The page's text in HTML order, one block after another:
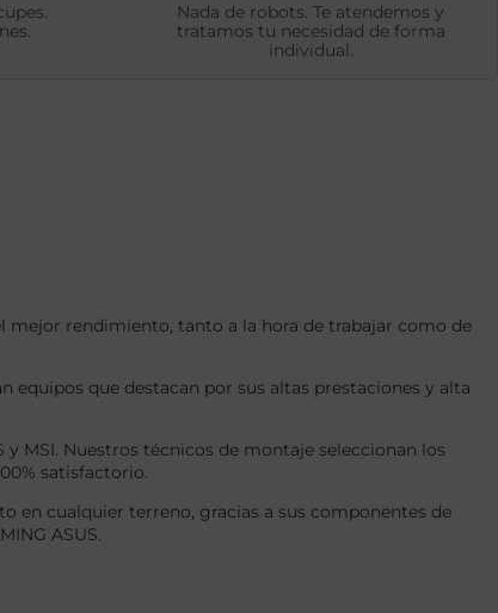
Nada de robots. Te atendemos y
tratamos tu necesidad de forma
individual.
mejor rendimiento, tanto a la hora de trabajar como de
equipos que destacan por sus altas prestaciones y alta
MSI. Nuestros técnicos de montaje seleccionan los
satisfactorio.
en cualquier terreno, gracias a sus componentes de
ASUS.